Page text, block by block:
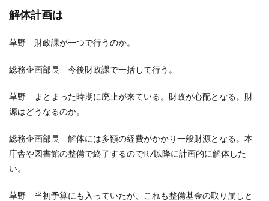
解体計画は
草野 財政課が一つで行うのか。
総務企画部長 今後財政課で一括して行う。
草野 まとまった時期に廃止が来ている。財政が心配となる。財
源はどうなるのか。
総務企画部長 解体には多額の経費がかかり一般財源となる。本
庁舎や図書館の整備で終了するのでR7以降に計画的に解体した
い。
草野 当初予算にも入っていたが、これも整備基金の取り崩しと